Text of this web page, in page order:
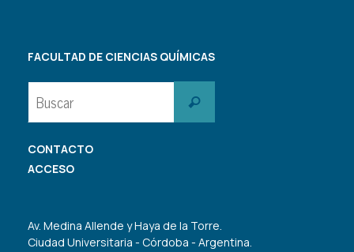
FACULTAD DE CIENCIAS QUÍMICAS
Buscar
CONTACTO
ACCESO
Av. Medina Allende y Haya de la Torre.
Ciudad Universitaria - Córdoba - Argentina.